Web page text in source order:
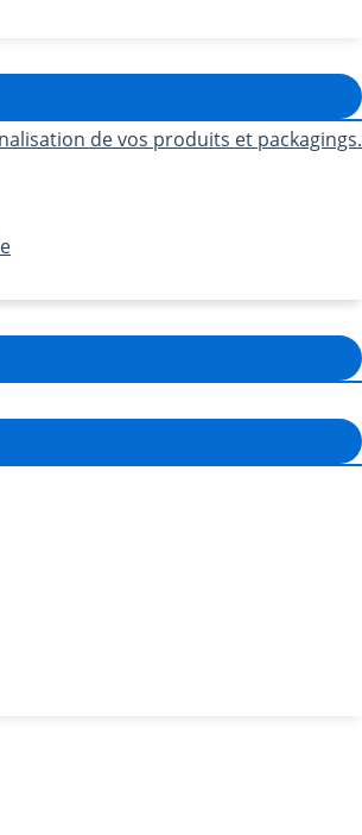
de vos produits et packagings.